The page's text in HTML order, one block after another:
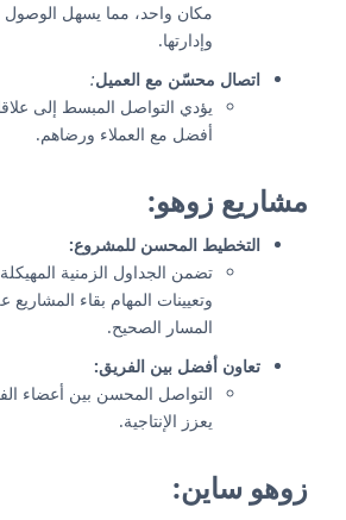
مكان واحد، مما يسهل الوصول
وإدارتها.
اتصال محسّن مع العميل:
يؤدي التواصل المبسط إلى
أفضل مع العملاء ورضاهم.
مشاريع زوهو:
التخطيط المحسن للمشروع:
تضمن الجداول الزمنية المهيكلة
وتعيينات المهام بقاء المشاريع
المسار الصحيح.
تعاون أفضل بين الفريق:
التواصل المحسن بين أعضاء
يعزز الإنتاجية.
زوهو ساين: